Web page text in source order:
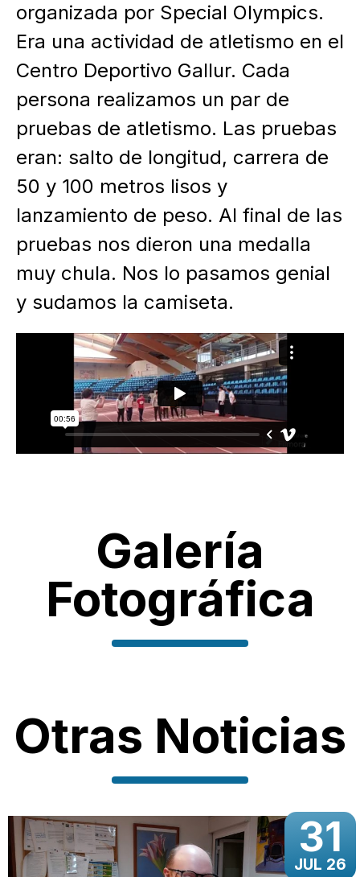
organizada por Special Olympics.
Era una actividad de atletismo en el
Centro Deportivo Gallur. Cada
persona realizamos un par de
pruebas de atletismo. Las pruebas
eran: salto de longitud, carrera de
50 y 100 metros lisos y
lanzamiento de peso. Al final de las
pruebas nos dieron una medalla
muy chula. Nos lo pasamos genial
y sudamos la camiseta.
Galería
Fotográfica
Otras Noticias
31
JUL 26